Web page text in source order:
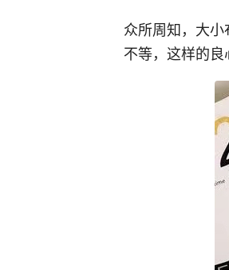
众所周知，大
不等，这样的良